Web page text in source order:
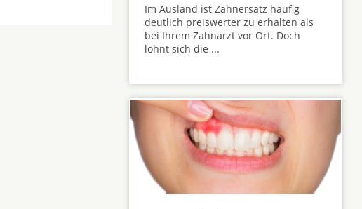
Im Ausland ist Zahnersatz häufig
deutlich preiswerter zu erhalten als
bei Ihrem Zahnarzt vor Ort. Doch
lohnt sich die ...